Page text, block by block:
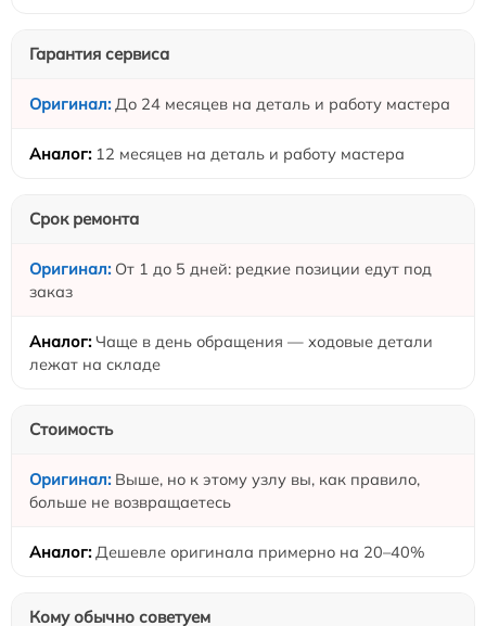
Гарантия сервиса
До 24 месяцев на деталь и работу мастера
12 месяцев на деталь и работу мастера
Срок ремонта
От 1 до 5 дней: редкие позиции едут под
заказ
Чаще в день обращения — ходовые детали
лежат на складе
Стоимость
Выше, но к этому узлу вы, как правило,
больше не возвращаетесь
Дешевле оригинала примерно на 20–40%
Кому обычно советуем